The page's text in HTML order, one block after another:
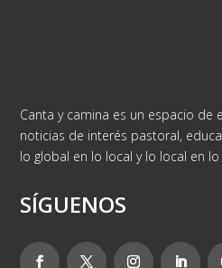
Canta y camina es un espacio de
noticias de interés pastoral,
lo global en lo local y lo local en
SÍGUENOS